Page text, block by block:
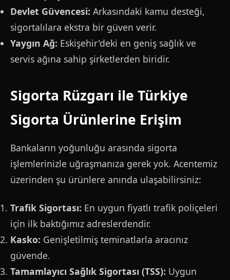
Devlet Güvencesi: Arkasındaki kamu desteği,
sigortalılara ekstra bir güven verir.
Yaygın Ağ: Eskişehir'deki en geniş sağlık ve
servis ağına sahip şirketlerden biridir.
Sigorta Rüzgarı ile Türkiye
Sigorta Ürünlerine Erişim
Bankaların yoğunluğu arasında sigorta
işlemlerinizle uğraşmanıza gerek yok. Acentemiz
üzerinden şu ürünlere anında ulaşabilirsiniz:
Trafik Sigortası: En uygun fiyatlı trafik poliçeleri
için ilk baktığımız adreslerdendir.
Kasko: Genişletilmiş teminatlarla aracınız
güvende.
Tamamlayıcı Sağlık Sigortası (TSS): Uygun